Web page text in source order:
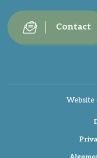
Contact
Website